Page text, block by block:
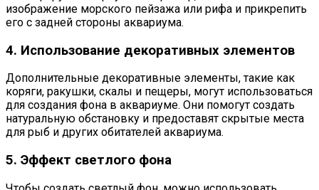
изображение морского пейзажа или рифа и прикрепить
его с задней стороны аквариума.
4. Использование декоративных элементов
Дополнительные декоративные элементы, такие как
коряги, ракушки, скалы и пещеры, могут использоваться
для создания фона в аквариуме. Они помогут создать
натуральную обстановку и предоставят скрытые места
для рыб и других обитателей аквариума.
5. Эффект светлого фона